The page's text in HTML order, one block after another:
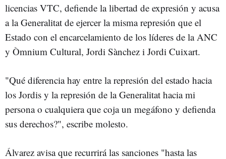
licencias VTC, defiende la libertad de expresión y acusa
a la Generalitat de ejercer la misma represión que el
Estado con el encarcelamiento de los líderes de la ANC
y Òmnium Cultural, Jordi Sànchez i Jordi Cuixart.
"Qué diferencia hay entre la represión del estado hacia
los Jordis y la represión de la Generalitat hacia mi
persona o cualquiera que coja un megáfono y defienda
sus derechos?", escribe molesto.
Álvarez avisa que recurrirá las sanciones "hasta las